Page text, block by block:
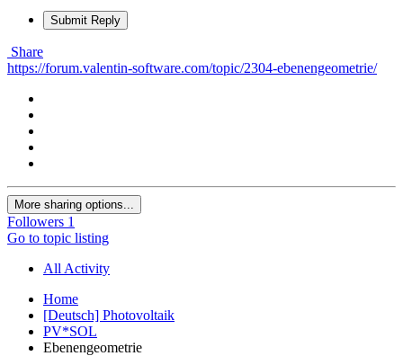
Submit Reply
Share
https://forum.valentin-software.com/topic/2304-ebenengeometrie/
More sharing options...
Followers 1
Go to topic listing
All Activity
Home
[Deutsch] Photovoltaik
PV*SOL
Ebenengeometrie